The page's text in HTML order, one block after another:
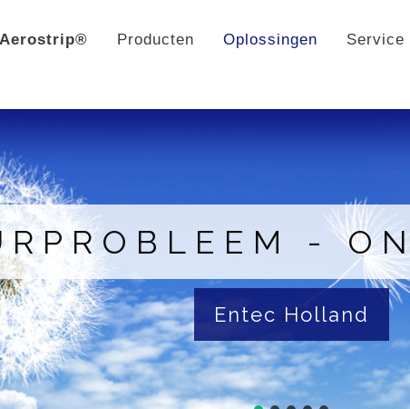
Aerostrip® Producten Oplossingen Service
-
Entec Holland